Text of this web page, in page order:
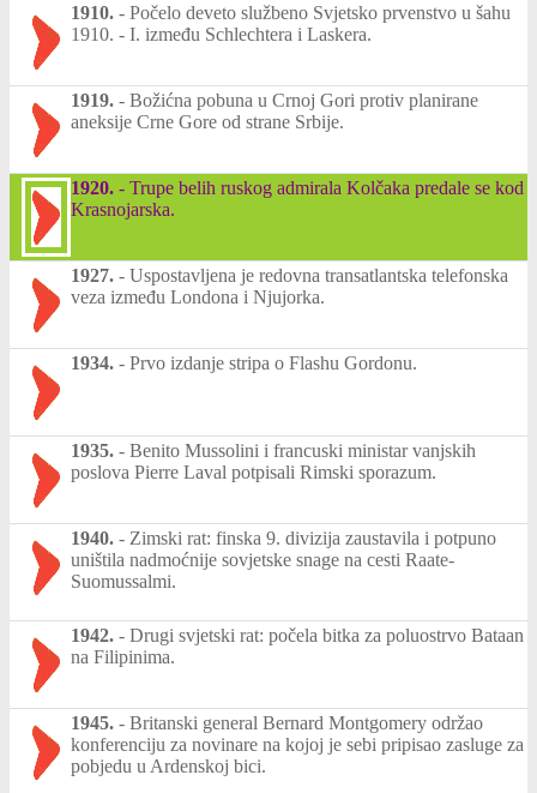
1910. - Počelo deveto službeno Svjetsko prvenstvo u šahu
1910. - I. između Schlechtera i Laskera.
1919. - Božićna pobuna u Crnoj Gori protiv planirane
aneksije Crne Gore od strane Srbije.
1920. - Trupe belih ruskog admirala Kolčaka predale se kod
Krasnojarska.
1927. - Uspostavljena je redovna transatlantska telefonska
veza između Londona i Njujorka.
1934. - Prvo izdanje stripa o Flashu Gordonu.
1935. - Benito Mussolini i francuski ministar vanjskih
poslova Pierre Laval potpisali Rimski sporazum.
1940. - Zimski rat: finska 9. divizija zaustavila i potpuno
uništila nadmoćnije sovjetske snage na cesti Raate-
Suomussalmi.
1942. - Drugi svjetski rat: počela bitka za poluostrvo Bataan
na Filipinima.
1945. - Britanski general Bernard Montgomery održao
konferenciju za novinare na kojoj je sebi pripisao zasluge za
pobjedu u Ardenskoj bici.